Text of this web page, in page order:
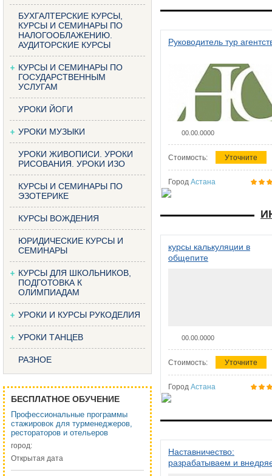
БУХГАЛТЕРСКИЕ КУРСЫ,
КУРСЫ И СЕМИНАРЫ ПО
НАЛОГООБЛАЖЕНИЮ.
АУДИТОРСКИЕ КУРСЫ
КУРСЫ И СЕМИНАРЫ ПО
ГОСУДАРСТВЕННЫМ
УСЛУГАМ
УРОКИ ЙОГИ
УРОКИ МУЗЫКИ
УРОКИ ЖИВОПИСИ. УРОКИ
РИСОВАНИЯ. УРОКИ ИЗО
КУРСЫ И СЕМИНАРЫ ПО
ЭЗОТЕРИКЕ
КУРСЫ ВОЖДЕНИЯ
ЮРИДИЧЕСКИЕ КУРСЫ И
СЕМИНАРЫ
КУРСЫ ДЛЯ ШКОЛЬНИКОВ,
ПОДГОТОВКА К
ОЛИМПИАДАМ
УРОКИ И КУРСЫ РУКОДЕЛИЯ
УРОКИ ТАНЦЕВ
РАЗНОЕ
БЕСПЛАТНОЕ ОБУЧЕНИЕ
Профессиональные программы
стажировок для турменеджеров,
рестораторов и отельеров
город:
Открытая дата
Руководитель тур
00.00.0000
Стоимость: Уточните
Город Астана
курсы калькуляции в
общепите
00.00.0000
Стоимость: Уточните
Город Астана
Наставничество:
разрабатываем и